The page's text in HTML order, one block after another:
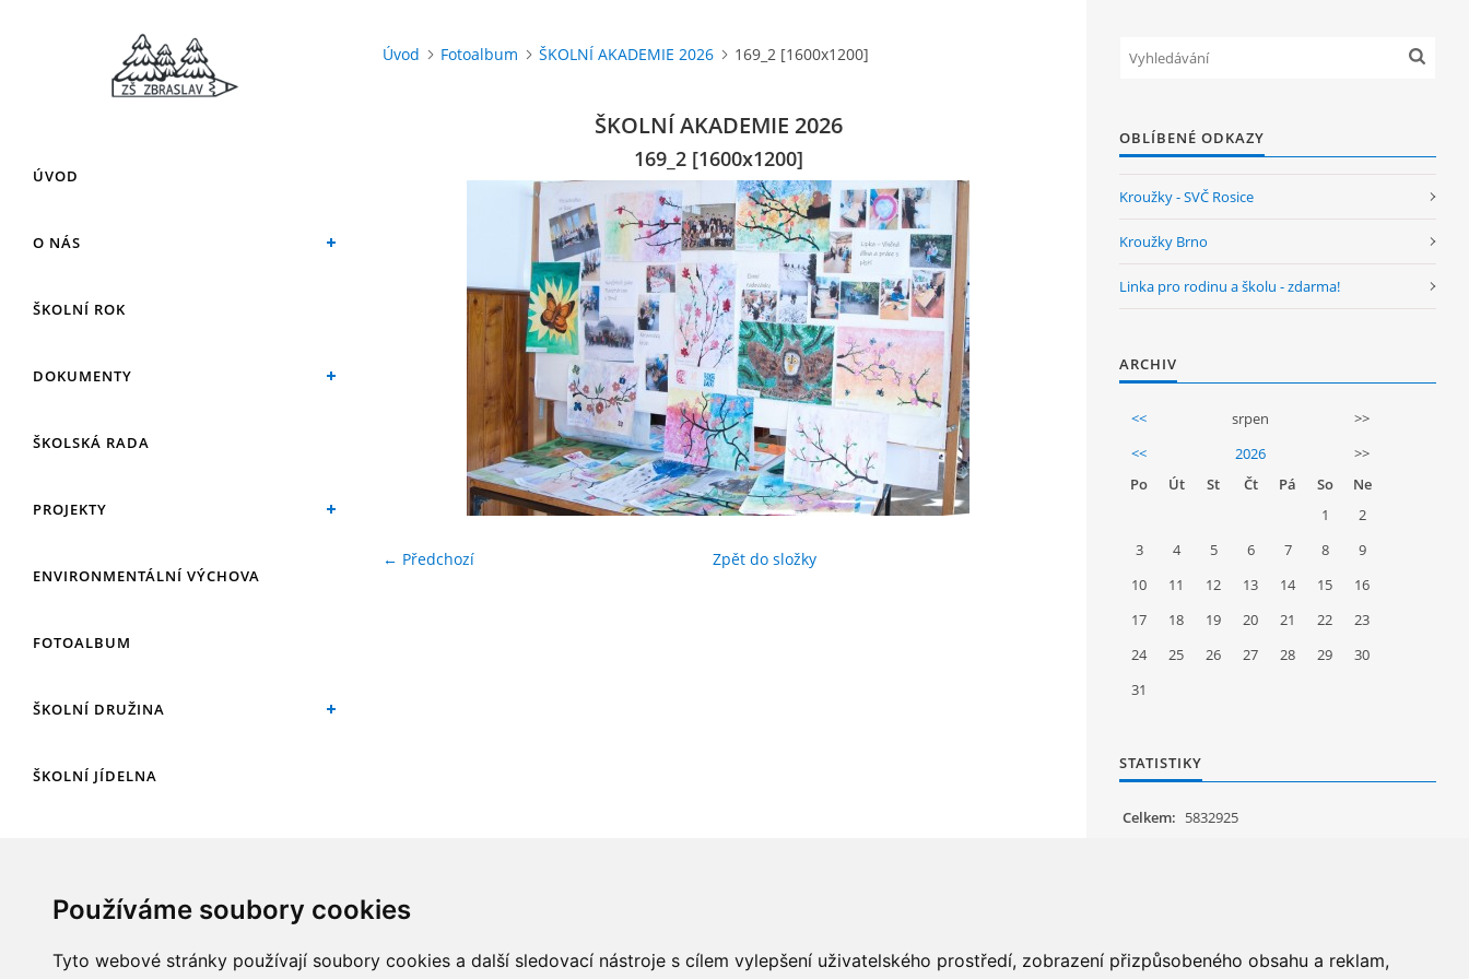
Používáme soubory cookies
Tyto webové stránky používají soubory cookies a další sledovací nástroje s cílem vylepšení uživatelského prostředí, zobrazení přizpůsobeného obsahu a reklam,
ÚVOD
O NÁS
ŠKOLNÍ ROK
DOKUMENTY
ŠKOLSKÁ RADA
PROJEKTY
ENVIRONMENTÁLNÍ VÝCHOVA
FOTOALBUM
ŠKOLNÍ DRUŽINA
ŠKOLNÍ JÍDELNA
KROUŽKY
Úvod Fotoalbum ŠKOLNÍ AKADEMIE 2026 169_2 [1600x1200]
ŠKOLNÍ AKADEMIE 2026
169_2 [1600x1200]
← Předchozí Zpět do složky
OBLÍBENÉ ODKAZY
Kroužky - SVČ Rosice
Kroužky Brno
Linka pro rodinu a školu - zdarma!
ARCHIV
<< srpen
>>
<<
2026
>>
Po
Út St Čt Pá So
Ne
1
2
3
4 5 6 7 8
9
10
11 12 13 14 15
16
17
18 19 20 21 22
23
24
25 26 27 28 29
30
31
STATISTIKY
Celkem: 5832925